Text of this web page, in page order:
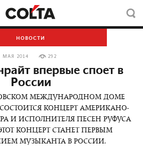
НОВОСТИ
МАЯ 2014 292
впервые споет в
России
МЕЖДУНАРОДНОМ ДОМЕ
КОНЦЕРТ АМЕРИКАНО-
И ИСПОЛНИТЕЛЯ ПЕСЕН РУФУСА
КОНЦЕРТ СТАНЕТ ПЕРВЫМ
МУЗЫКАНТА В РОССИИ.